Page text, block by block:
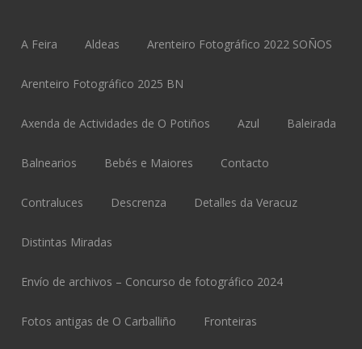
A Feira Aldeas Arenteiro Fotográfico 2022 SOÑOS
Arenteiro Fotográfico 2025 BN
Axenda de Actividades de O Potiños Azul Baleirada
Balnearios Bebés e Maiores Contacto
Contraluces Descrenza Detalles da Veracuz
Distintas Miradas
Envío de archivos – Concurso de fotográfico 2024
Fotos antigas de O Carballiño Fronteiras